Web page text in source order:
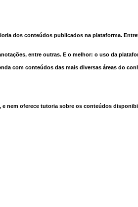
dos conteúdos publicados na plataforma.
entre outras. E o melhor: o uso da
com conteúdos das mais diversas áreas do
nem oferece tutoria sobre os conteúdos